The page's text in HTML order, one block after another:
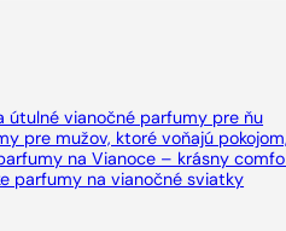
útulné vianočné parfumy pre ňu
pre mužov, ktoré voňajú
na Vianoce – krásny
parfumy na vianočné sviatky